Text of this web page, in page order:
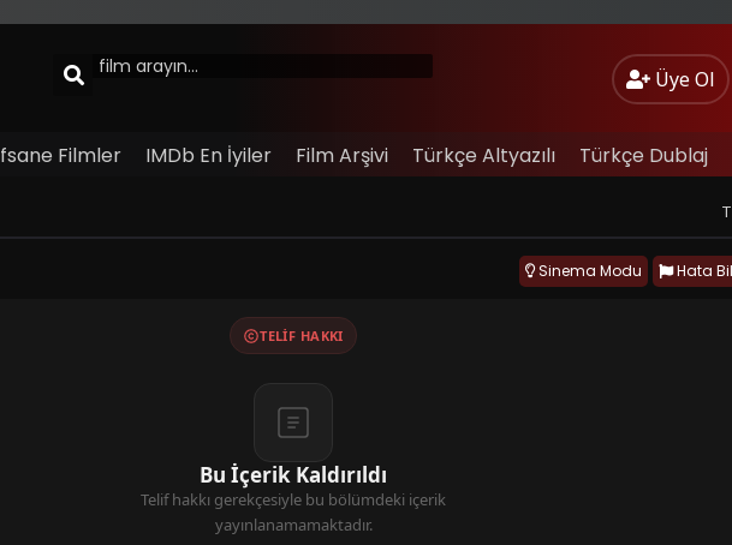
Üye Ol
Filmler IMDb En İyiler Film Arşivi Türkçe Altyazılı Türkçe Dublaj
Hata
Sinema Modu
TELIF HAKKI
Bu İçerik Kaldırıldı
Telif hakkı gerekçesiyle bu bölümdeki içerik
yayınlanamamaktadır.